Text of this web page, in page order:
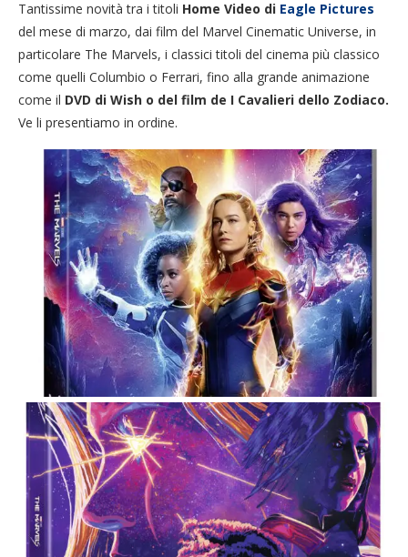
Tantissime novità tra i titoli Home Video di Eagle Pictures
del mese di marzo, dai film del Marvel Cinematic Universe, in
particolare The Marvels, i classici titoli del cinema più classico
come quelli Columbio o Ferrari, fino alla grande animazione
come il DVD di Wish o del film de I Cavalieri dello Zodiaco.
Ve li presentiamo in ordine.